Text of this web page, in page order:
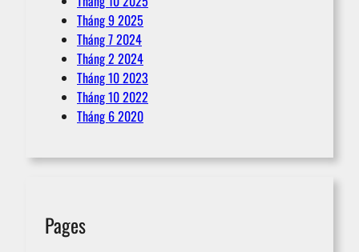
Tháng 9 2025
Tháng 7 2024
Tháng 2 2024
Tháng 10 2023
Tháng 10 2022
Tháng 6 2020
Pages